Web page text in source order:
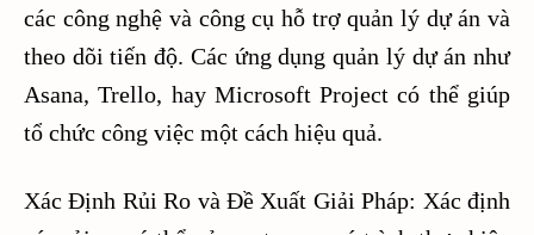
các công nghệ và công cụ hỗ trợ quản lý dự án và
theo dõi tiến độ. Các ứng dụng quản lý dự án như
Asana, Trello, hay Microsoft Project có thể giúp
tổ chức công việc một cách hiệu quả.
Xác Định Rủi Ro và Đề Xuất Giải Pháp: Xác định